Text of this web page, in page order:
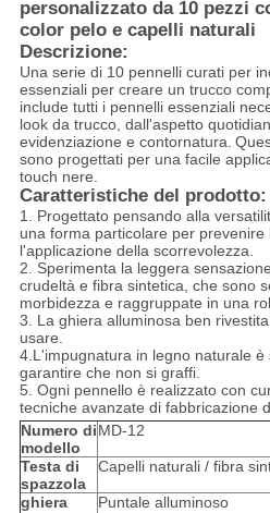
personalizzato da 10 pezzi
color pelo e capelli naturali
Descrizione:
Una serie di 10 pennelli curati per
essenziali per creare un trucco
include tutti i pennelli essenziali
look da trucco, dall'aspetto
evidenziazione e contornatura.
sono progettati per una facile
touch nere.
Caratteristiche del prodotto:
1. Progettato pensando alla
una forma particolare per
l'applicazione della scorrevolezza.
2. Sperimenta la leggera
crudeltà e fibra sintetica, che sono
morbidezza e raggruppate in una
3. La ghiera alluminosa ben
usare.
4.L'impugnatura in legno naturale
garantire che non si graffi.
5. Ogni pennello è realizzato con
tecniche avanzate di fabbricazione
Numero di
modello
MD-12
Testa di
spazzola
Capelli naturali / fibra
ghiera
Puntale alluminoso